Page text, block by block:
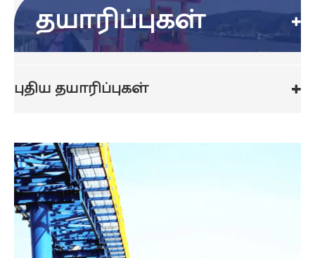
தயாரிப்புகள்
புதிய தயாரிப்புகள்